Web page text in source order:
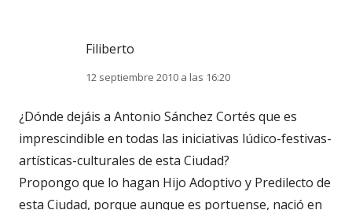
Filiberto
12 septiembre 2010 a las 16:20
¿Dónde dejáis a Antonio Sánchez Cortés que es
imprescindible en todas las iniciativas lúdico-festivas-
artísticas-culturales de esta Ciudad?
Propongo que lo hagan Hijo Adoptivo y Predilecto de
esta Ciudad, porque aunque es portuense, nació en